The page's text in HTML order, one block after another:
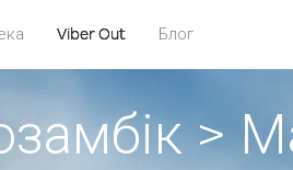
Viber Out Блог
>